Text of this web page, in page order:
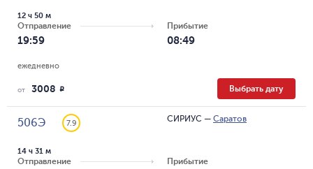
Отправление
19:59
12 ч 50 м
Прибытие
08:49
ежедневно
от 3008 R Выбрать дату
506Э 7.9 СИРИУС — Саратов
Отправление
14 ч 31 м
Прибытие